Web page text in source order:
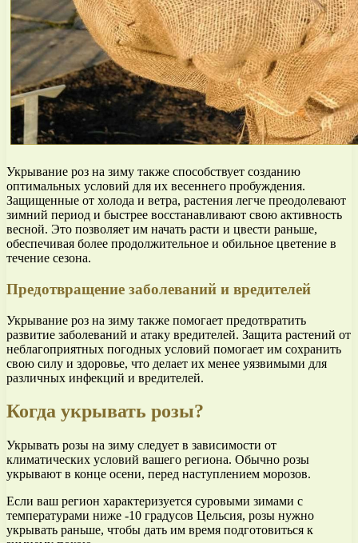
Укрывание роз на зиму также способствует созданию
оптимальных условий для их весеннего пробуждения.
Защищенные от холода и ветра, растения легче преодолевают
зимний период и быстрее восстанавливают свою активность
весной. Это позволяет им начать расти и цвести раньше,
обеспечивая более продолжительное и обильное цветение в
течение сезона.
Предотвращение заболеваний и вредителей
Укрывание роз на зиму также помогает предотвратить
развитие заболеваний и атаку вредителей. Защита растений от
неблагоприятных погодных условий помогает им сохранить
свою силу и здоровье, что делает их менее уязвимыми для
различных инфекций и вредителей.
Когда укрывать розы?
Укрывать розы на зиму следует в зависимости от
климатических условий вашего региона. Обычно розы
укрывают в конце осени, перед наступлением морозов.
Если ваш регион характеризуется суровыми зимами с
температурами ниже -10 градусов Цельсия, розы нужно
укрывать раньше, чтобы дать им время подготовиться к